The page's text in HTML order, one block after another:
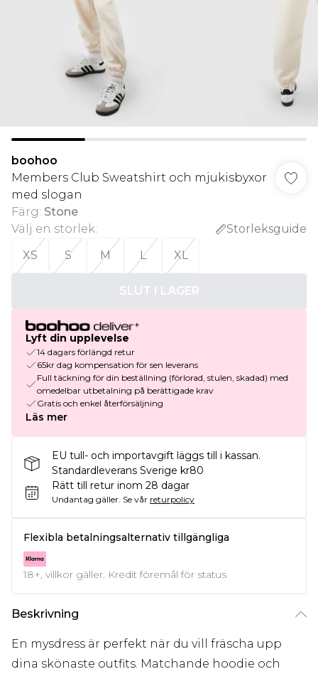
boohoo
Members Club Sweatshirt och mjukisbyxor
med slogan
Färg: Stone
Välj en storlek:
Storleksguide
XS
S M L XL
SLUT I LAGER
Lyft din upplevelse
14 dagars förlängd retur
65kr dag kompensation för sen leverans
Full täckning för din beställning (förlorad, stulen, skadad) med
omedelbar utbetalning på berättigade krav
Gratis och enkel återförsäljning
Läs mer
EU tull- och importavgift läggs till i kassan.
Standardleverans Sverige kr80
Rätt till retur inom 28 dagar
Undantag gäller. Se vår returpolicy
Flexibla betalningsalternativ tillgängliga
18+, villkor gäller. Kredit föremål för status
Beskrivning
En mysdress är perfekt när du vill fräscha upp
dina skönaste outfits. Matchande hoodie och